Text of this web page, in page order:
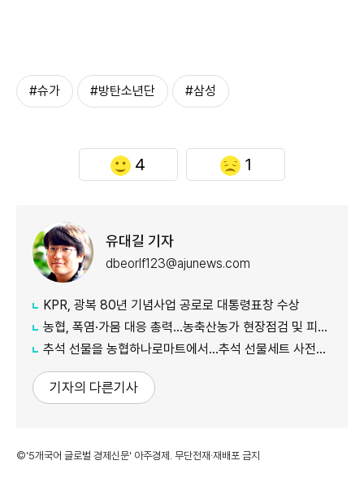
#슈가 #방탄소년단 #삼성
4 1
유대길 기자
dbeorlf123@ajunews.com
KPR, 광복 80년 기념사업 공로로 대통령표창 수상
농협, 폭염·가뭄 대응 총력...농축산농가 현장점검 및 피해 예방 강화
추석 선물을 농협하나로마트에서…추석 선물세트 사전예약 실시
기자의 다른기사
©'5개국어 글로벌 경제신문' 아주경제. 무단전재·재배포 금지